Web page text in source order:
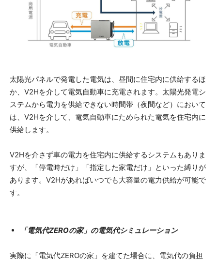
太陽光パネルで発電した電気は、昼間に住宅内に供給するほ
か、V2Hを介して電気自動車に充電されます。太陽光発電シ
ステムから電力を供給できない時間帯（夜間など）において
は、V2Hを介して、電気自動車にためられた電気を住宅内に
供給します。
V2Hを介さず車の電力を住宅内に供給するシステムもありま
すが、「停電時だけ」「指定した家電だけ」といった縛りが
あります。V2Hがあればいつでも大容量の電力供給が可能で
す。
「電気代ZEROの家」の電気代シミュレーション
実際に「電気代ZEROの家」を建てた場合に、電気代の負担